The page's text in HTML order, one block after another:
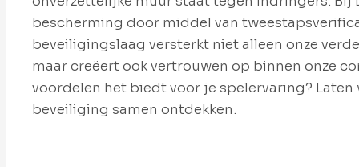
bescherming door middel van
beveiligingslaag versterkt niet alleen onze
maar creëert ook vertrouwen op binnen onze
voordelen het biedt voor je spelervaring?
beveiliging samen ontdekken.